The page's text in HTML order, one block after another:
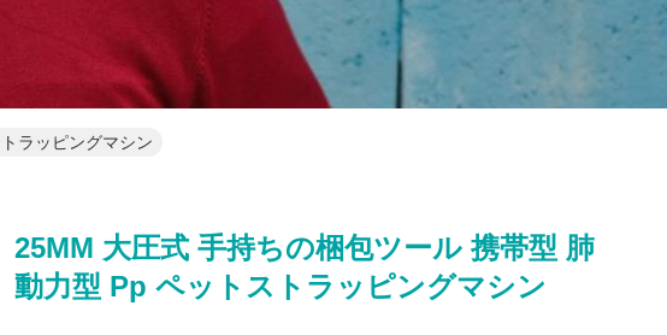
ラッピングマシン
25MM 大圧式 手持ちの梱包ツール 携帯型 肺
動力型 Pp ペットストラッピングマシン